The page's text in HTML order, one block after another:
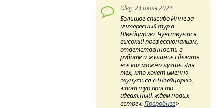
Oleg, 28 июля 2024
Большое спасибо Инне за
интересный тур в
Швейцарию. Чувствуется
высокий профессионализм,
ответственность в
работе и желание сделать
все как можно лучше. Для
тех, кто хочет именно
окунуться в Швейцарию,
этот тур просто
идеальный. Ждём новых
встреч.Подробнее>